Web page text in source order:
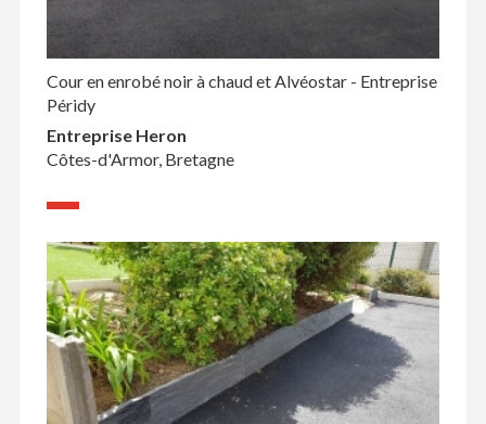
Cour en enrobé noir à chaud et Alvéostar - Entreprise
Péridy
Entreprise Heron
Côtes-d'Armor, Bretagne